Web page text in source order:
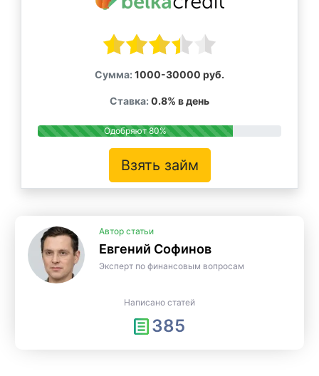
Сумма: 1000-30000 руб.
Ставка: 0.8% в день
Одобряют 80%
Взять займ
Автор статьи
Евгений Софинов
Эксперт по финансовым вопросам
Написано статей
385